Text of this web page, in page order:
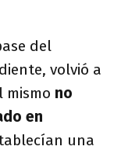
del
volvió a
mismo no
en
una